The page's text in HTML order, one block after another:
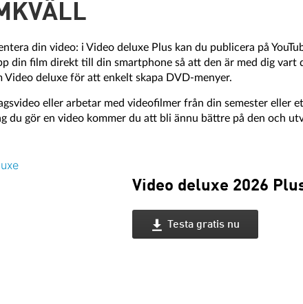
din video: i Video deluxe Plus kan du publicera på
din film direkt till din smartphone så att den är med dig vart
Video deluxe för att enkelt skapa DVD-menyer.
eller arbetar med videofilmer från din semester eller
du gör en video kommer du att bli ännu bättre på den och
Video deluxe 2026
Testa gratis nu